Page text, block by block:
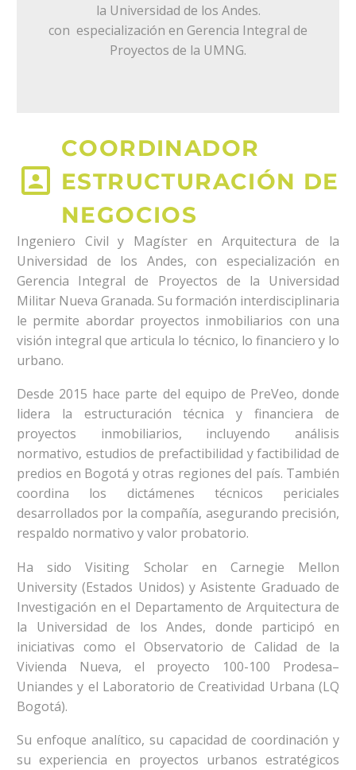
la Universidad de los Andes.
con especialización en Gerencia Integral de
Proyectos de la UMNG.


COORDINADOR
ESTRUCTURACIÓN DE
NEGOCIOS
Ingeniero Civil y Magíster en Arquitectura de la
Universidad de los Andes, con especialización en
Gerencia Integral de Proyectos de la Universidad
Militar Nueva Granada. Su formación interdisciplinaria
le permite abordar proyectos inmobiliarios con una
visión integral que articula lo técnico, lo financiero y lo
urbano.
Desde 2015 hace parte del equipo de PreVeo, donde
lidera la estructuración técnica y financiera de
proyectos inmobiliarios, incluyendo análisis
normativo, estudios de prefactibilidad y factibilidad de
predios en Bogotá y otras regiones del país. También
coordina los dictámenes técnicos periciales
desarrollados por la compañía, asegurando precisión,
respaldo normativo y valor probatorio.
Ha sido Visiting Scholar en Carnegie Mellon
University (Estados Unidos) y Asistente Graduado de
Investigación en el Departamento de Arquitectura de
la Universidad de los Andes, donde participó en
iniciativas como el Observatorio de Calidad de la
Vivienda Nueva, el proyecto 100-100 Prodesa–
Uniandes y el Laboratorio de Creatividad Urbana (LQ
Bogotá).
Su enfoque analítico, su capacidad de coordinación y
su experiencia en proyectos urbanos estratégicos